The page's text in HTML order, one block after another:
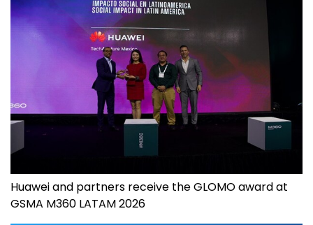
Huawei and partners receive the GLOMO award at
GSMA M360 LATAM 2026